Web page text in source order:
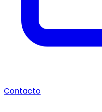
Contacto